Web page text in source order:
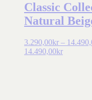
Classic
Natural
3.290,00kr –
14.490,00kr